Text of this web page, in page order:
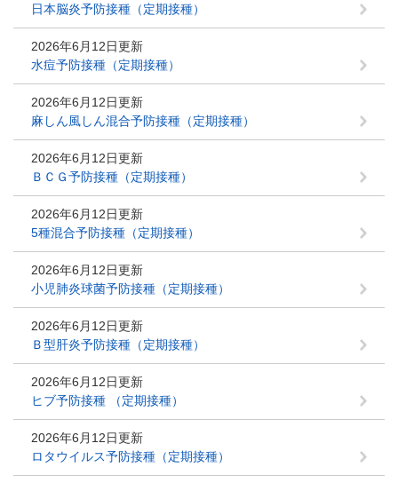
日本脳炎予防接種（定期接種）
2026年6月12日更新
水痘予防接種（定期接種）
2026年6月12日更新
麻しん風しん混合予防接種（定期接種）
2026年6月12日更新
ＢＣＧ予防接種（定期接種）
2026年6月12日更新
5種混合予防接種（定期接種）
2026年6月12日更新
小児肺炎球菌予防接種（定期接種）
2026年6月12日更新
Ｂ型肝炎予防接種（定期接種）
2026年6月12日更新
ヒブ予防接種 （定期接種）
2026年6月12日更新
ロタウイルス予防接種（定期接種）